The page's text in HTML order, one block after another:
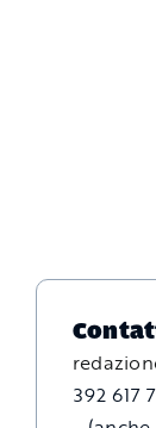
392 617